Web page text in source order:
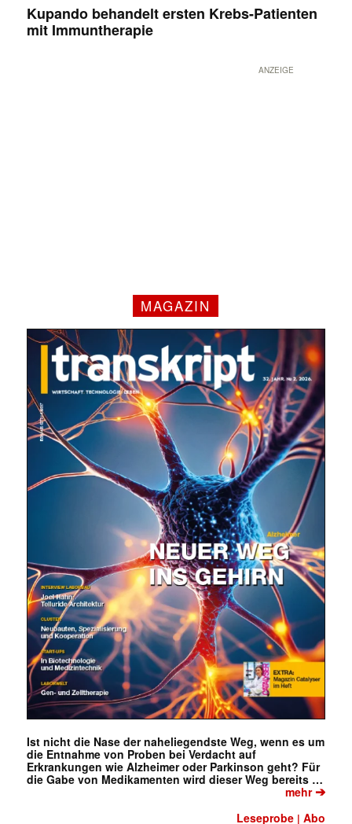
Kupando behandelt ersten Krebs-Patienten
mit Immuntherapie
ANZEIGE
MAGAZIN
Ist nicht die Nase der naheliegendste Weg, wenn es um
die Entnahme von Proben bei Verdacht auf
Erkrankungen wie Alzheimer oder Parkinson geht? Für
die Gabe von Medikamenten wird dieser Weg bereits …
mehr➔
Leseprobe |Abo